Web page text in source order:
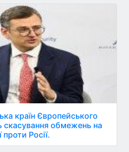
країн Європейського
обмежень на
Росії.